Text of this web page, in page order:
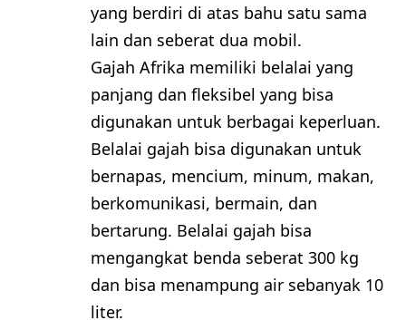
yang berdiri di atas bahu satu sama
lain dan seberat dua mobil.
Gajah Afrika memiliki belalai yang
panjang dan fleksibel yang bisa
digunakan untuk berbagai keperluan.
Belalai gajah bisa digunakan untuk
bernapas, mencium, minum, makan,
berkomunikasi, bermain, dan
bertarung. Belalai gajah bisa
mengangkat benda seberat 300 kg
dan bisa menampung air sebanyak 10
liter.